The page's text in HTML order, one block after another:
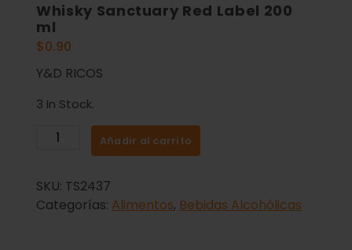
Whisky Sanctuary Red Label 200
ml
$0.90
Y&D RICOS
3 In Stock.
Añadir al carrito
SKU: TS2437
Categorías: Alimentos, Bebidas Alcohólicas